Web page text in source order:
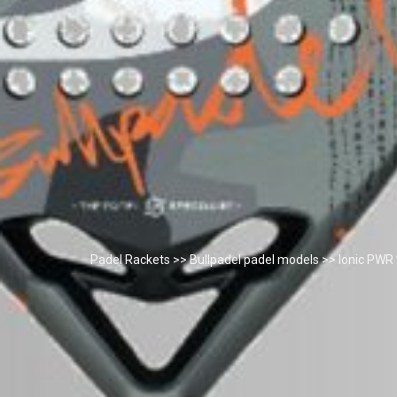
Padel Rackets >>Bullpadel padel models>> Ionic PWR